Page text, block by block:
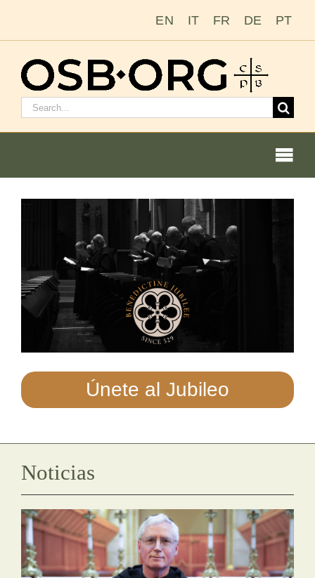
EN IT FR DE PT
Buscar:
La orden benedictina
Cómo hacerse monje o monja
La medalla de San Benito
Archivo de OSB.org
Únete al Jubileo
Noticias